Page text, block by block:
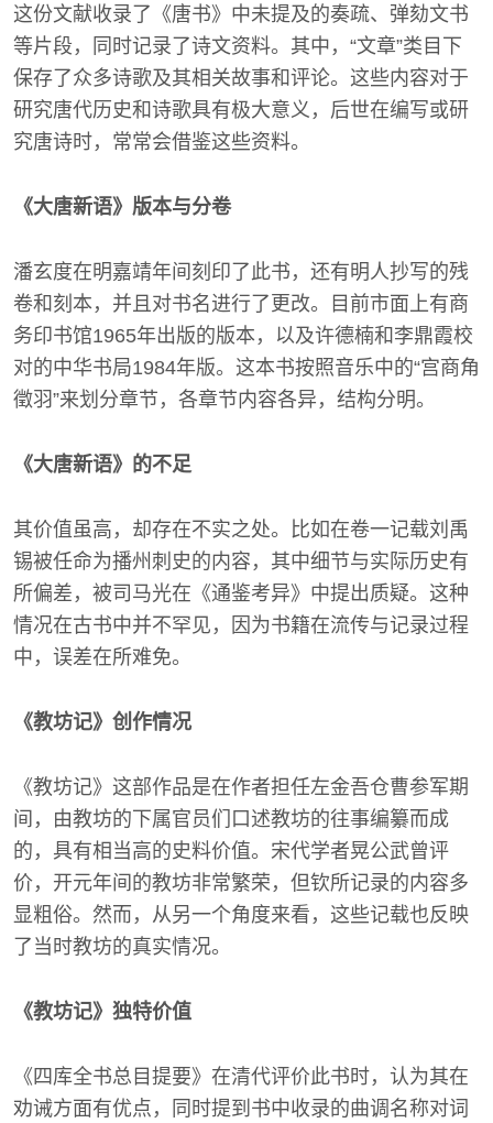
这份文献收录了《唐书》中未提及的奏疏、弹劾文书
等片段，同时记录了诗文资料。其中，“文章”类目下
保存了众多诗歌及其相关故事和评论。这些内容对于
研究唐代历史和诗歌具有极大意义，后世在编写或研
究唐诗时，常常会借鉴这些资料。
《大唐新语》版本与分卷
潘玄度在明嘉靖年间刻印了此书，还有明人抄写的残
卷和刻本，并且对书名进行了更改。目前市面上有商
务印书馆1965年出版的版本，以及许德楠和李鼎霞校
对的中华书局1984年版。这本书按照音乐中的“宫商角
徵羽”来划分章节，各章节内容各异，结构分明。
《大唐新语》的不足
其价值虽高，却存在不实之处。比如在卷一记载刘禹
锡被任命为播州刺史的内容，其中细节与实际历史有
所偏差，被司马光在《通鉴考异》中提出质疑。这种
情况在古书中并不罕见，因为书籍在流传与记录过程
中，误差在所难免。
《教坊记》创作情况
《教坊记》这部作品是在作者担任左金吾仓曹参军期
间，由教坊的下属官员们口述教坊的往事编纂而成
的，具有相当高的史料价值。宋代学者晃公武曾评
价，开元年间的教坊非常繁荣，但钦所记录的内容多
显粗俗。然而，从另一个角度来看，这些记载也反映
了当时教坊的真实情况。
《教坊记》独特价值
《四库全书总目提要》在清代评价此书时，认为其在
劝诫方面有优点，同时提到书中收录的曲调名称对词